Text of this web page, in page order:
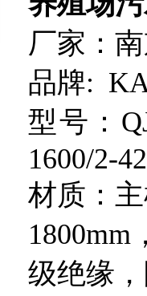
厂家：
品牌:
型号：
1600/2-
材质：
级绝缘